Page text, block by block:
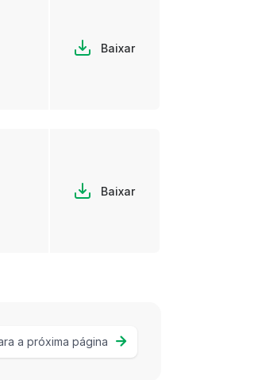
Baixar
Baixar
a próxima página